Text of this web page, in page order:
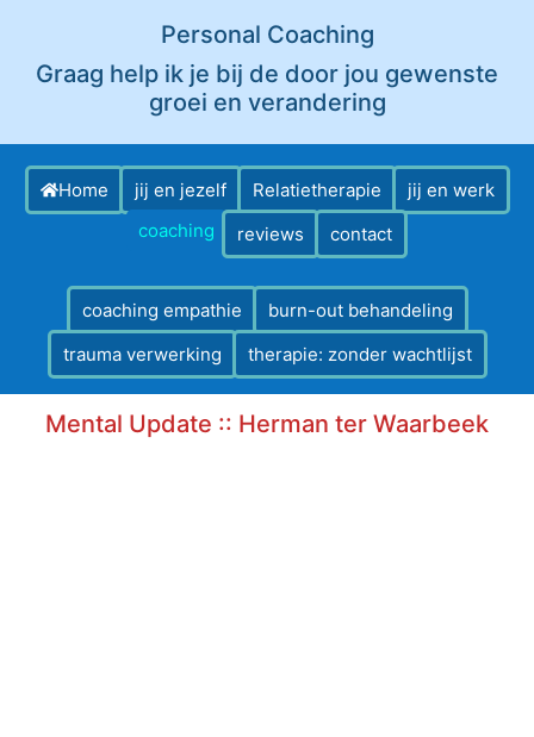
Personal Coaching
Graag help ik je bij de door jou gewenste
groei en verandering
Home jij en jezelf Relatietherapie
jij en werk
coaching
reviews contact
coaching empathie
burn-out behandeling
trauma verwerking
therapie: zonder wachtlijst
Mental Update :: Herman ter Waarbeek